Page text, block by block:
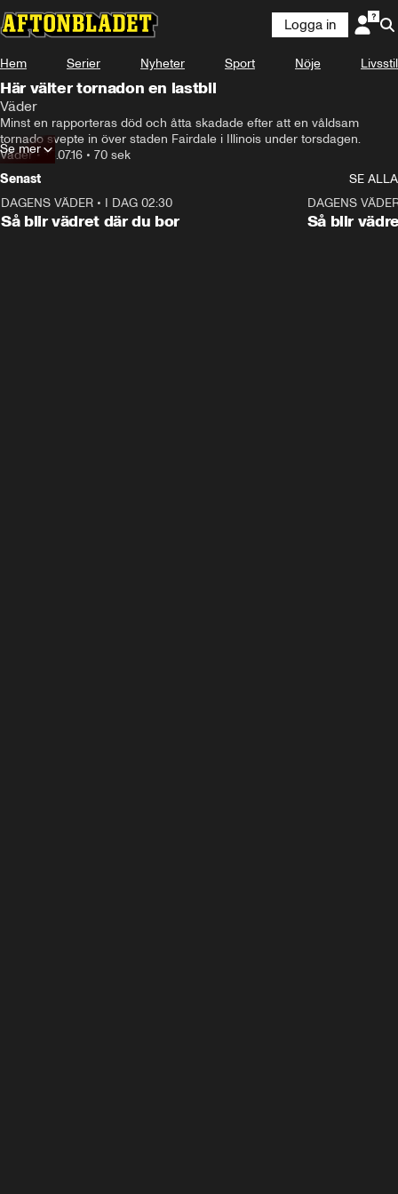
Logga in
Hem Serier Nyheter Sport Nöje Livsstil
Här välter tornadon en lastbil
Väder
Minst en rapporteras död och åtta skadade efter att en våldsam
tornado svepte in över staden Fairdale i Illinois under torsdagen.
Väder• 15.07.16 • 70 sek
Se mer
Senast
SE ALLA
DAGENS VÄDER • I DAG 02:30
Så blir vädret där du bor
DAGENS
Så blir